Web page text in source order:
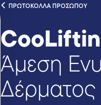
ΠΡΩΤΟΚΟΛΛΑ ΠΡΟΣΩΠΟΥ
Άμεση
Δέρματος